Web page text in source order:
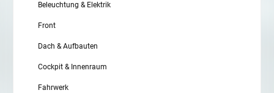
Beleuchtung & Elektrik
Front
Dach & Aufbauten
Cockpit & Innenraum
Fahrwerk